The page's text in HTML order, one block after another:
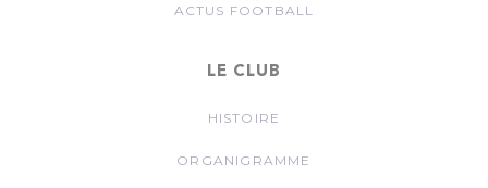
ACTUS FOOTBALL
LE CLUB
HISTOIRE
ORGANIGRAMME